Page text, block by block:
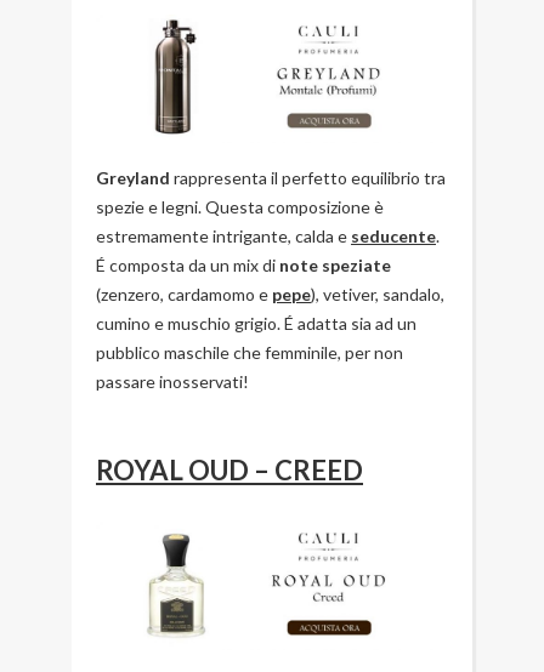
Greyland rappresenta il perfetto equilibrio tra
spezie e legni. Questa composizione è
estremamente intrigante, calda e seducente.
É composta da un mix di note speziate
(zenzero, cardamomo e pepe), vetiver, sandalo,
cumino e muschio grigio. É adatta sia ad un
pubblico maschile che femminile, per non
passare inosservati!
ROYAL OUD – CREED